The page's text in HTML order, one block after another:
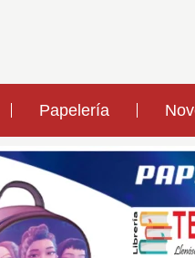
Papelería